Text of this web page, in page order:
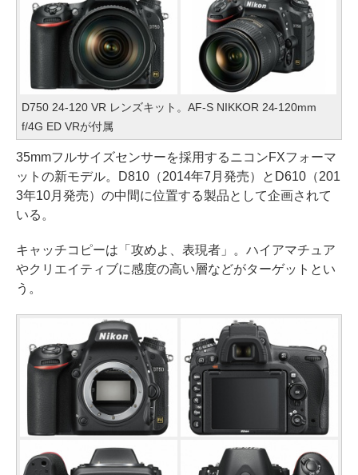
D750 24-120 VR レンズキット。AF-S NIKKOR 24-120mm
f/4G ED VRが付属
35mmフルサイズセンサーを採用するニコンFXフォーマ
ットの新モデル。D810（2014年7月発売）とD610（201
3年10月発売）の中間に位置する製品として企画されて
いる。
キャッチコピーは「攻めよ、表現者」。ハイアマチュア
やクリエイティブに感度の高い層などがターゲットとい
う。